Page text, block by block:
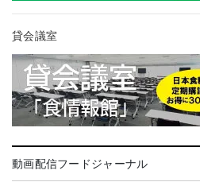
貸会議室
動画配信フードジャーナル